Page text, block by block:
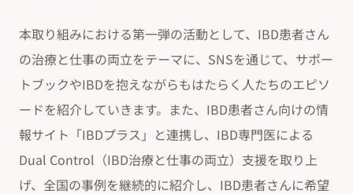
本取り組みにおける第一弾の活動として、IBD患者さん
の治療と仕事の両立をテーマに、SNSを通じて、サポー
トブックやIBDを抱えながらもはたらく人たちのエピソ
ードを紹介していきます。また、IBD患者さん向けの情
報サイト「IBDプラス」と連携し、IBD専門医による
Dual Control（IBD治療と仕事の両立）支援を取り上
げ、全国の事例を継続的に紹介し、IBD患者さんに希望